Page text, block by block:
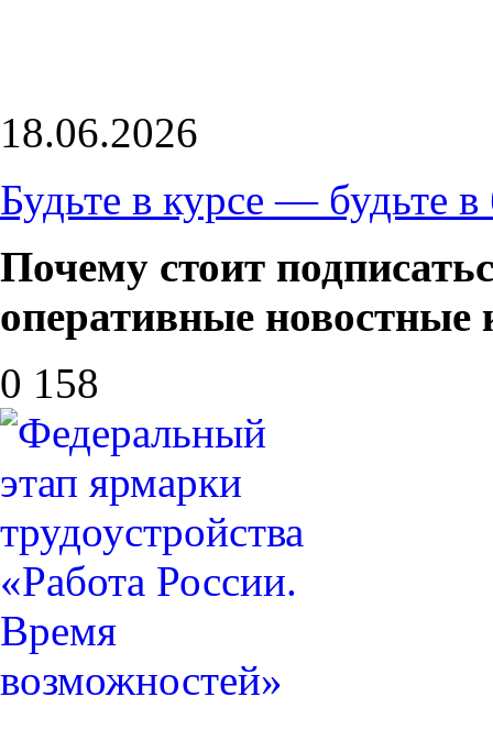
18.06.2026
Будьте в курсе — будьте в
Почему стоит
оперативные новостные
0 158